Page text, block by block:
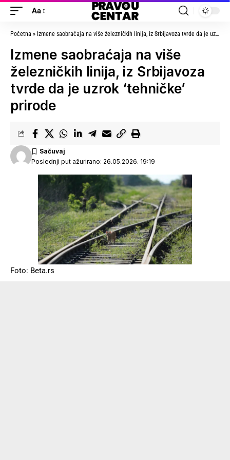
Aa
Početna » Izmene saobraćaja na više železničkih linija, iz Srbijavoza tvrde da je uzrok ‘tehničke’ prirode
Izmene saobraćaja na više
železničkih linija, iz Srbijavoza
tvrde da je uzrok ‘tehničke’
prirode
Poslednji put ažurirano: 26.05.2026. 19:19
Foto: Beta.rs